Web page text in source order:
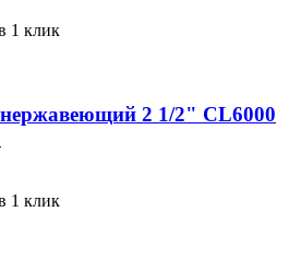
1 клик
2 1/2" CL6000
1 клик